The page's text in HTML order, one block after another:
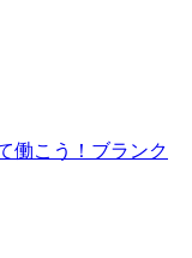
働こう！ブランク